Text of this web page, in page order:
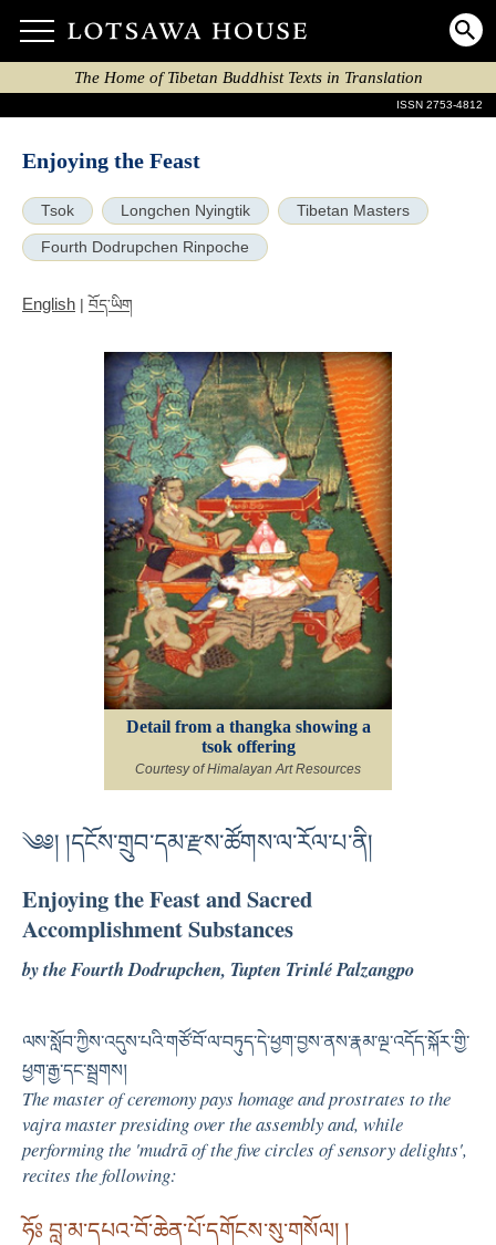
The Home of Tibetan Buddhist Texts in Translation
ISSN 2753-4812
Enjoying the Feast
Tsok Longchen Nyingtik Tibetan Masters
Fourth Dodrupchen Rinpoche
English | བོད་ཡིག
Detail from a thangka showing a
tsok offering
Courtesy of Himalayan Art Resources
༄༅། །དངོས་གྲུབ་དམ་རྫས་ཚོགས་ལ་རོལ་པ་ནི།
Enjoying the Feast and Sacred
Accomplishment Substances
by the Fourth Dodrupchen, Tupten Trinlé Palzangpo
ལས་སློབ་ཀྱིས་འདུས་པའི་གཙོ་བོ་ལ་བཏུད་དེ་ཕྱག་བྱས་ནས་རྣམ་ལྔ་འདོད་སྐོར་གྱི་
ཕྱག་རྒྱ་དང་སྦྲགས།
The master of ceremony pays homage and prostrates to the
vajra master presiding over the assembly and, while
performing the 'mudrā of the five circles of sensory delights',
recites the following:
ཧོཿ བླ་མ་དཔའ་བོ་ཆེན་པོ་དགོངས་སུ་གསོལ། །